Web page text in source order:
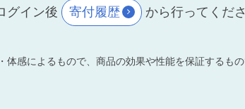
グイン後 寄付履歴 から行ってくださ
感によるもので、商品の効果や性能を保証するもの